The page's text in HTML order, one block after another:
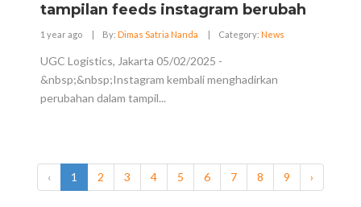
tampilan feeds instagram berubah
1 year ago | By: Dimas Satria Nanda | Category: News
UGC Logistics, Jakarta 05/02/2025 -
&nbsp;&nbsp;Instagram kembali menghadirkan
perubahan dalam tampil...
‹ 1 2 3 4 5 6 7 8 9 ›